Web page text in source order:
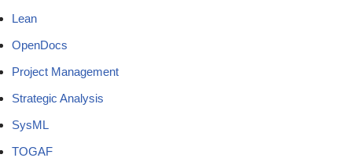
Lean
OpenDocs
Project Management
Strategic Analysis
SysML
TOGAF